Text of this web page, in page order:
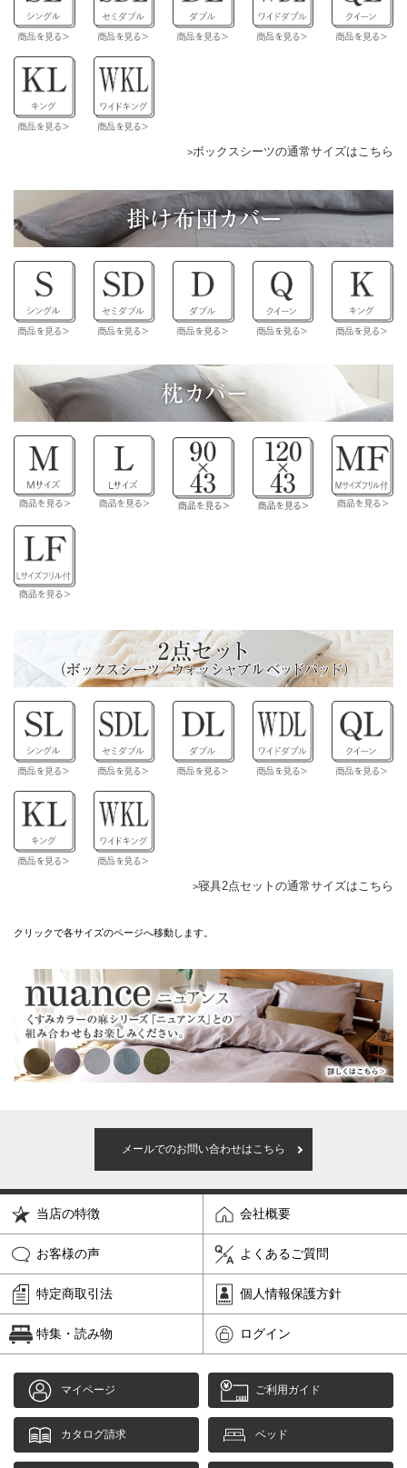
ボックスシーツの通常サイズはこちら
寝具2点セットの通常サイズはこちら
クリックで各サイズのページへ移動します。
メールでのお問い合わせはこちら
当店の特徴 会社概要
お客様の声 よくあるご質問
特定商取引法 個人情報保護方針
特集・読み物 ログイン
マイページ ご利用ガイド
カタログ請求 ベッド